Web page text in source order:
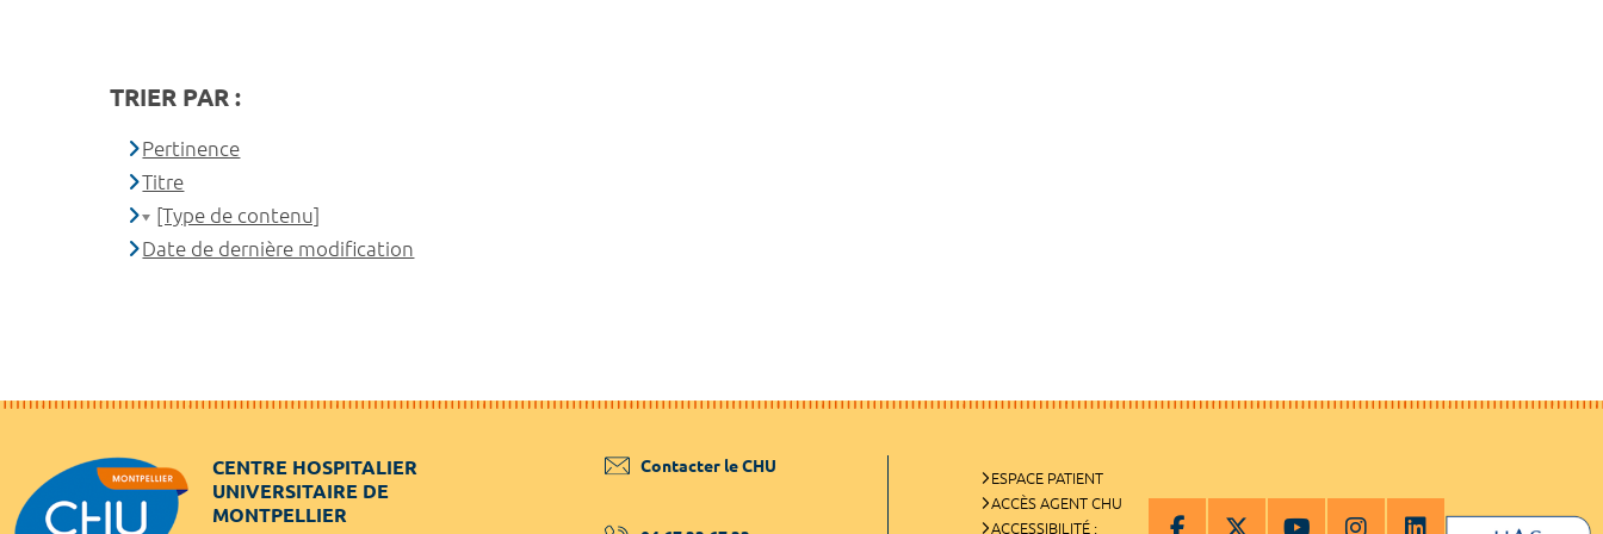
TRIER PAR :
Pertinence
Titre
[Type de contenu]
Date de dernière modification
CENTRE HOSPITALIER
UNIVERSITAIRE DE
MONTPELLIER
Contacter le CHU
ESPACE PATIENT
ACCÈS AGENT CHU
ACCESSIBILITÉ :